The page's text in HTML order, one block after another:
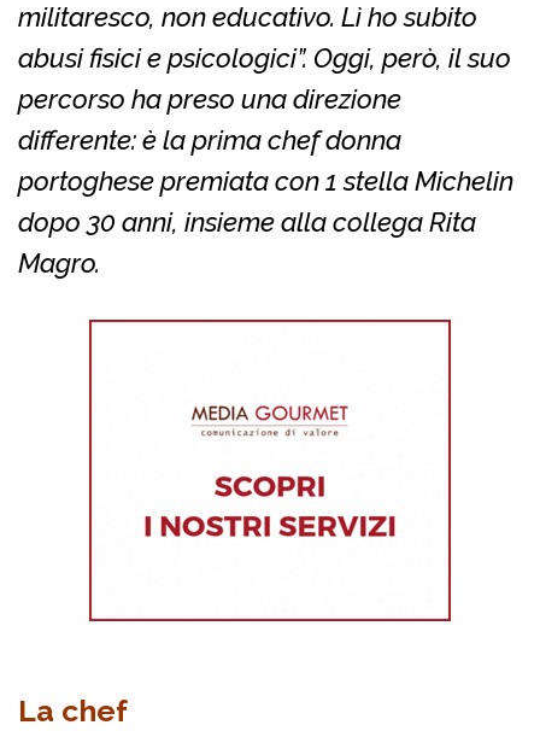
militaresco, non educativo. Lì ho subito
abusi fisici e psicologici”. Oggi, però, il suo
percorso ha preso una direzione
differente: è la prima chef donna
portoghese premiata con 1 stella Michelin
dopo 30 anni, insieme alla collega Rita
Magro.
La chef